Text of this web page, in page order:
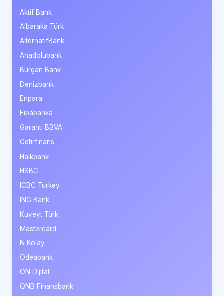
Aktif Bank
Albaraka Türk
AlternatifBank
Anadolubank
Burgan Bank
Denizbank
Enpara
Fibabanka
Garanti BBVA
Getirfinans
Halkbank
HSBC
ICBC Turkey
ING Bank
Kuveyt Türk
Mastercard
N Kolay
Odeabank
ON Dijital
QNB Finansbank